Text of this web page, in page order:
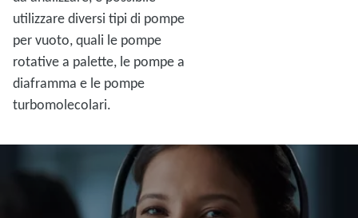
utilizzare diversi tipi di pompe
per vuoto, quali le pompe
rotative a palette, le pompe a
diaframma e le pompe
turbomolecolari.